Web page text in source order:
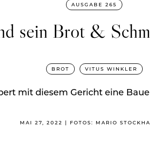
AUSGABE 265
sein Brot &
BROT VITUS WINKLER
mit diesem Gericht eine
MAI 27, 2022 | FOTOS: MARIO